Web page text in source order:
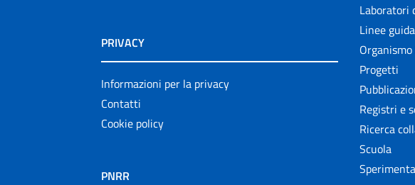
PRIVACY
Informazioni per la privacy
Contatti
Cookie policy
PNRR
Laboratori
Linee guida
Progetti
Registri e
Ricerca
Scuola